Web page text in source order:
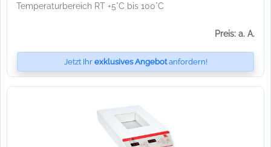
Temperaturbereich RT +5°C bis 100°C
Preis: a. A.
Jetzt Ihr exklusives Angebotanfordern!